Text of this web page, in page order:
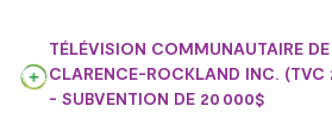
TÉLÉVISION COMMUNAUTAIRE
CLARENCE-ROCKLAND INC. (TVC
- SUBVENTION DE 20 000$